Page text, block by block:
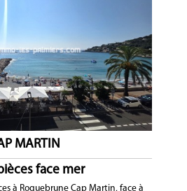
MARTIN
face mer
à Roquebrune Cap Martin, face à